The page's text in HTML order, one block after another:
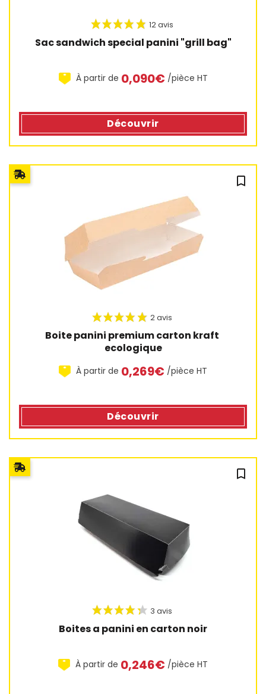
12 avis
Sac sandwich special panini "grill bag"
À partir de 0,090€ /pièce HT
Découvrir
bookmark_outline
Boite panini premium carton kraft
ecologique
À partir de 0,269€ /pièce HT
Découvrir
bookmark_outline
Boites a panini en carton noir
À partir de 0,246€ /pièce HT